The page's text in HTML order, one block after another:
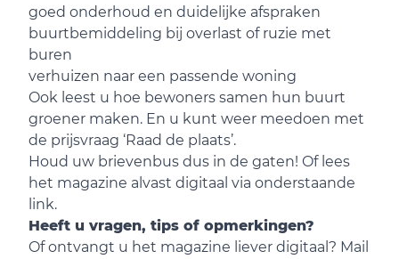
goed onderhoud en duidelijke afspraken
buurtbemiddeling bij overlast of ruzie met
buren
verhuizen naar een passende woning
Ook leest u hoe bewoners samen hun buurt
groener maken. En u kunt weer meedoen met
de prijsvraag ‘Raad de plaats’.
Houd uw brievenbus dus in de gaten! Of lees
het magazine alvast digitaal via onderstaande
link.
Heeft u vragen, tips of opmerkingen?
Of ontvangt u het magazine liever digitaal? Mail